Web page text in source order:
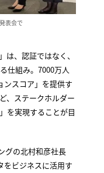
表会で
は、認証ではなく、
仕組み。7000万人
ンスコア」を提供す
、ステークホルダー
を実現することが目
グの北村和彦社長
をビジネスに活用す